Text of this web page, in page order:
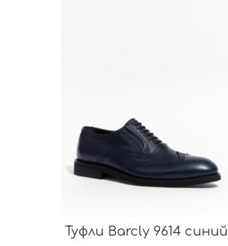
Туфли Barcly 9614 синий